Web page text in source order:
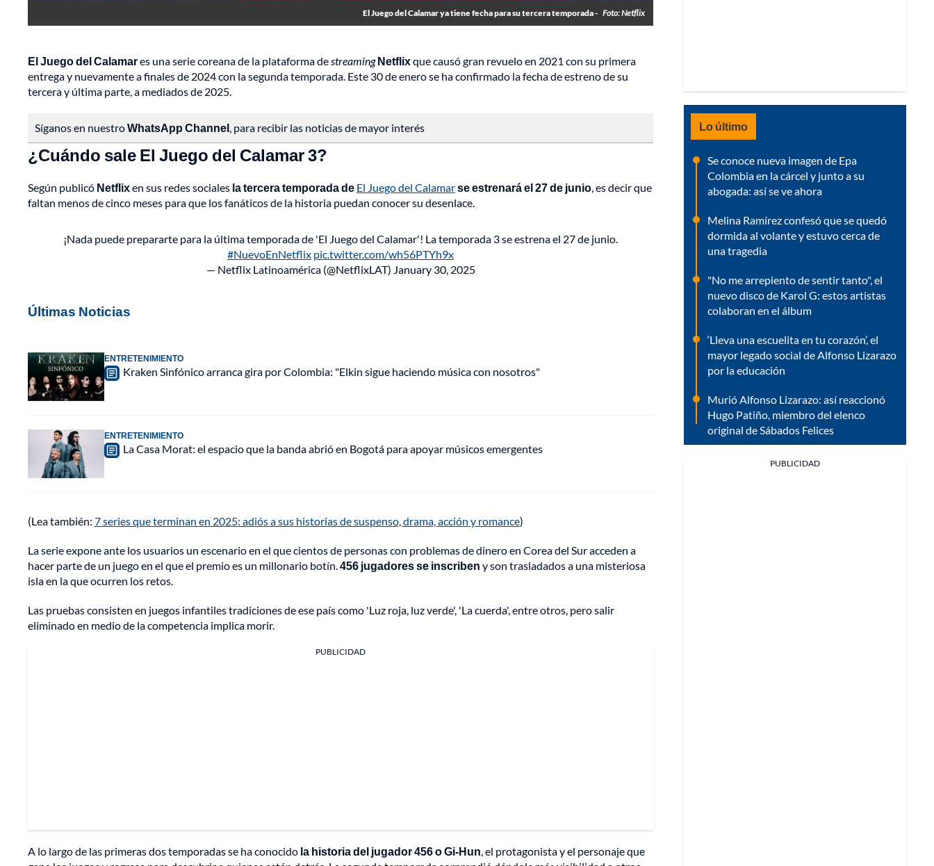
El Juego del Calamar ya tiene fecha para su tercera temporada - Foto: Netflix
El Juego del Calamares una serie coreana de la plataforma destreamingNetflixque causó gran revuelo en 2021 con su primera
entrega y nuevamente a finales de 2024 con la segunda temporada. Este 30 de enero se ha confirmado la fecha de estreno de su
tercera y última parte, a mediados de 2025.
Síganos en nuestroWhatsApp Channel, para recibir las noticias de mayor interés
¿Cuándo sale El Juego del Calamar 3?
Según publicó Netflixen sus redes sociales la tercera temporada de El Juego del Calamarse estrenará el 27 de junio, es decir que
faltan menos de cinco meses para que los fanáticos de la historia puedan conocer su desenlace.
¡Nada puede prepararte para la última temporada de 'El Juego del Calamar'! La temporada 3 se estrena el 27 de junio.
#NuevoEnNetflix pic.twitter.com/wh56PTYh9x
— Netflix Latinoamérica (@NetflixLAT) January 30, 2025
Últimas Noticias
ENTRETENIMIENTO
Kraken Sinfónico arranca gira por Colombia: "Elkin sigue haciendo música con nosotros"
ENTRETENIMIENTO
La Casa Morat: el espacio que la banda abrió en Bogotá para apoyar músicos emergentes
(Lea también: 7 series que terminan en 2025: adiós a sus historias de suspenso, drama, acción y romance)
La serie expone ante los usuarios un escenario en el que cientos de personas con problemas de dinero en Corea del Sur acceden a
hacer parte de un juego en el que el premio es un millonario botín.456 jugadores se inscriben y son trasladados a una misteriosa
isla en la que ocurren los retos.
Las pruebas consisten en juegos infantiles tradiciones de ese país como 'Luz roja, luz verde', 'La cuerda', entre otros, pero salir
eliminado en medio de la competencia implica morir.
PUBLICIDAD
A lo largo de las primeras dos temporadas se ha conocido la historia del jugador 456 o Gi-Hun, el protagonista y el personaje que
Lo último
Se conoce nueva imagen de Epa
Colombia en la cárcel y junto a su
abogada: así se ve ahora
Melina Ramírez confesó que se quedó
dormida al volante y estuvo cerca de
una tragedia
"No me arrepiento de sentir tanto", el
nuevo disco de Karol G: estos artistas
colaboran en el álbum
‘Lleva una escuelita en tu corazón’, el
mayor legado social de Alfonso Lizarazo
por la educación
Murió Alfonso Lizarazo: así reaccionó
Hugo Patiño, miembro del elenco
original de Sábados Felices
PUBLICIDAD